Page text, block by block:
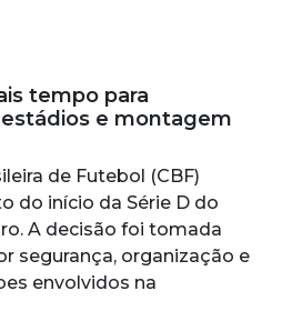
tempo para
e montagem
de Futebol (CBF)
do início da Série D do
A decisão foi tomada
segurança, organização e
envolvidos na